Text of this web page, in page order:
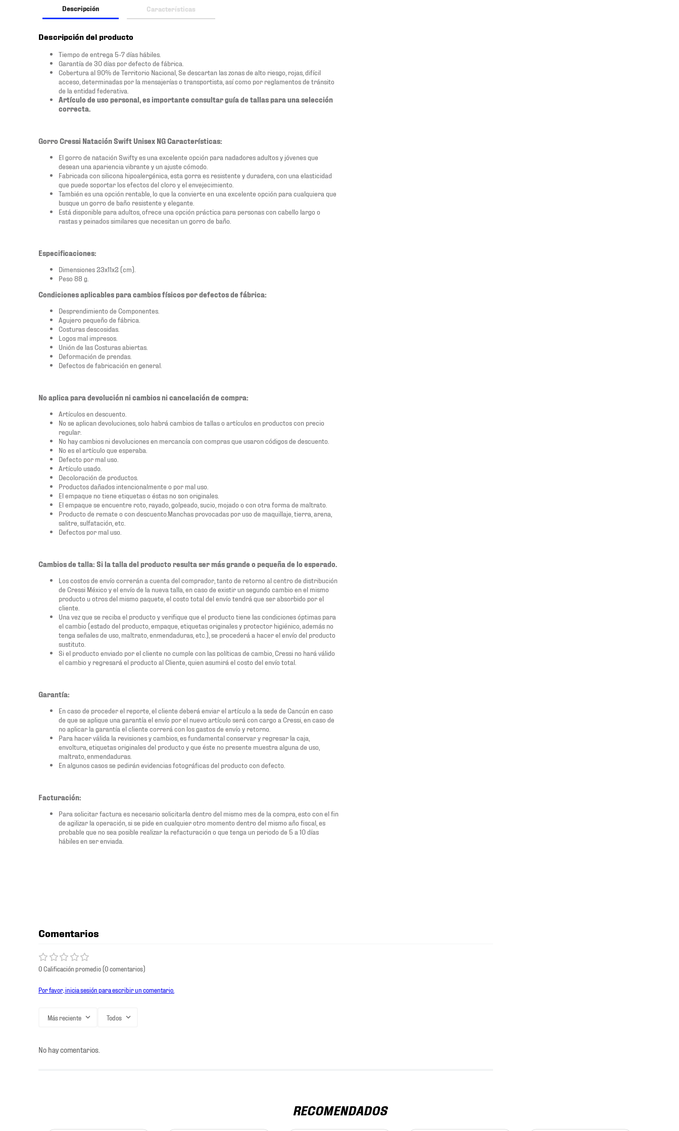
Descripción Características
Descripción del producto
Tiempo de entrega 5-7 días hábiles.
Garantía de 30 días por defecto de fábrica.
Cobertura al 90% de Territorio Nacional, Se descartan las zonas de alto riesgo, rojas, difícil
acceso, determinadas por la mensajerías o transportista, así como por reglamentos de tránsito
de la entidad federativa.
Artículo de uso personal, es importante consultar guía de tallas para una selección
correcta.
Gorro Cressi Natación Swift Unisex NG Características:
El gorro de natación Swifty es una excelente opción para nadadores adultos y jóvenes que
desean una apariencia vibrante y un ajuste cómodo.
Fabricada con silicona hipoalergénica, esta gorra es resistente y duradera, con una elasticidad
que puede soportar los efectos del cloro y el envejecimiento.
También es una opción rentable, lo que la convierte en una excelente opción para cualquiera que
busque un gorro de baño resistente y elegante.
Está disponible para adultos, ofrece una opción práctica para personas con cabello largo o
rastas y peinados similares que necesitan un gorro de baño.
Especificaciones:
Dimensiones 23x11x2 (cm).
Peso 88 g.
Condiciones aplicables para cambios físicos por defectos de fábrica:
Desprendimiento de Componentes.
Agujero pequeño de fábrica.
Costuras descosidas.
Logos mal impresos.
Unión de las Costuras abiertas.
Deformación de prendas.
Defectos de fabricación en general.
No aplica para devolución ni cambios ni cancelación de compra:
Artículos en descuento.
No se aplican devoluciones, solo habrá cambios de tallas o artículos en productos con precio
regular.
No hay cambios ni devoluciones en mercancía con compras que usaron códigos de descuento.
No es el artículo que esperaba.
Defecto por mal uso.
Artículo usado.
Decoloración de productos.
Productos dañados intencionalmente o por mal uso.
El empaque no tiene etiquetas o éstas no son originales.
El empaque se encuentre roto, rayado, golpeado, sucio, mojado o con otra forma de maltrato.
Producto de remate o con descuento.Manchas provocadas por uso de maquillaje, tierra, arena,
salitre, sulfatación, etc.
Defectos por mal uso.
Cambios de talla: Si la talla del producto resulta ser más grande o pequeña de lo esperado.
Los costos de envío correrán a cuenta del comprador, tanto de retorno al centro de distribución
de Cressi México y el envío de la nueva talla, en caso de existir un segundo cambio en el mismo
producto u otros del mismo paquete, el costo total del envío tendrá que ser absorbido por el
cliente.
Una vez que se reciba el producto y verifique que el producto tiene las condiciones óptimas para
el cambio (estado del producto, empaque, etiquetas originales y protector higiénico, además no
tenga señales de uso, maltrato, enmendaduras, etc.), se procederá a hacer el envío del producto
sustituto.
Si el producto enviado por el cliente no cumple con las políticas de cambio, Cressi no hará válido
el cambio y regresará el producto al Cliente, quien asumirá el costo del envío total.
Garantía:
En caso de proceder el reporte, el cliente deberá enviar el artículo a la sede de Cancún en caso
de que se aplique una garantía el envío por el nuevo artículo será con cargo a Cressi, en caso de
no aplicar la garantía el cliente correrá con los gastos de envío y retorno.
Para hacer válida la revisiones y cambios, es fundamental conservar y regresar la caja,
envoltura, etiquetas originales del producto y que éste no presente muestra alguna de uso,
maltrato, enmendaduras.
En algunos casos se pedirán evidencias fotográficas del producto con defecto.
Facturación:
Para solicitar factura es necesario solicitarla dentro del mismo mes de la compra, esto con el fin
de agilizar la operación, si se pide en cualquier otro momento dentro del mismo año fiscal, es
probable que no sea posible realizar la refacturación o que tenga un periodo de 5 a 10 días
hábiles en ser enviada.
Comentarios
0 Calificación promedio(0 comentarios)
Por favor, inicia sesión para escribir un comentario.
Más reciente Todos
No hay comentarios.
RECOMENDADOS